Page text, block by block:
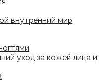
внутренний мир
уход за кожей лица и